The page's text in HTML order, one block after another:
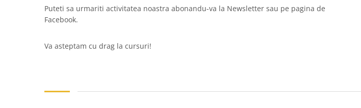
Puteti sa urmariti activitatea noastra abonandu-va la Newsletter sau pe pagina de
Facebook.
Va asteptam cu drag la cursuri!